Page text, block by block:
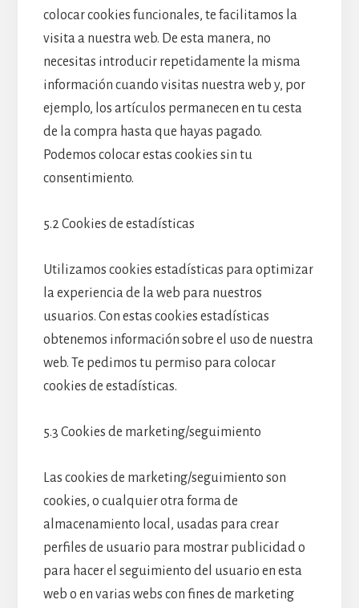
colocar cookies funcionales, te facilitamos la
visita a nuestra web. De esta manera, no
necesitas introducir repetidamente la misma
información cuando visitas nuestra web y, por
ejemplo, los artículos permanecen en tu cesta
de la compra hasta que hayas pagado.
Podemos colocar estas cookies sin tu
consentimiento.
5.2 Cookies de estadísticas
Utilizamos cookies estadísticas para optimizar
la experiencia de la web para nuestros
usuarios. Con estas cookies estadísticas
obtenemos información sobre el uso de nuestra
web. Te pedimos tu permiso para colocar
cookies de estadísticas.
5.3 Cookies de marketing/seguimiento
Las cookies de marketing/seguimiento son
cookies, o cualquier otra forma de
almacenamiento local, usadas para crear
perfiles de usuario para mostrar publicidad o
para hacer el seguimiento del usuario en esta
web o en varias webs con fines de marketing